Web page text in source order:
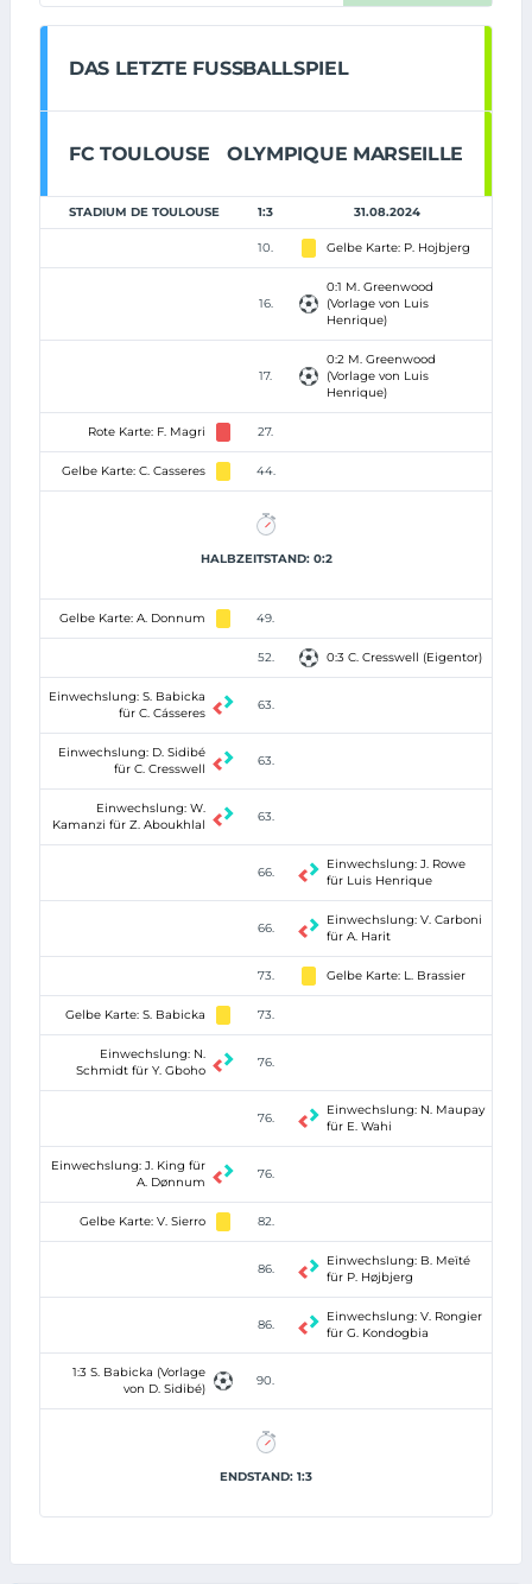
DAS LETZTE FUSSBALLSPIEL
FC TOULOUSE OLYMPIQUE MARSEILLE
STADIUM DE TOULOUSE 1:3 31.08.2024
10. Gelbe Karte: P. Hojbjerg
16.
0:1 M. Greenwood
(Vorlage von Luis
Henrique)
17.
0:2 M. Greenwood
(Vorlage von Luis
Henrique)
Rote Karte: F. Magri 27.
Gelbe Karte: C. Casseres 44.
HALBZEITSTAND: 0:2
Gelbe Karte: A. Donnum 49.
52. 0:3 C. Cresswell (Eigentor)
Einwechslung: S. Babicka
für C. Cásseres
63.
Einwechslung: D. Sidibé
für C. Cresswell
63.
Einwechslung: W.
Kamanzi für Z. Aboukhlal
63.
66.
Einwechslung: J. Rowe
für Luis Henrique
66.
Einwechslung: V. Carboni
für A. Harit
73. Gelbe Karte: L. Brassier
Gelbe Karte: S. Babicka 73.
Einwechslung: N.
Schmidt für Y. Gboho
76.
76.
Einwechslung: N. Maupay
für E. Wahi
Einwechslung: J. King für
A. Dønnum
76.
Gelbe Karte: V. Sierro 82.
86.
Einwechslung: B. Meïté
für P. Højbjerg
86.
Einwechslung: V. Rongier
für G. Kondogbia
1:3 S. Babicka (Vorlage
von D. Sidibé)
90.
ENDSTAND: 1:3